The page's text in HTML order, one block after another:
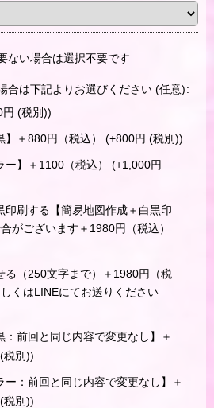
ない場合は選択不要です
合は下記よりお選びください (任意):
円 (税別))
】＋880円（税込） (+800円 (税別))
】＋1100（税込） (+1,000円
印刷する【簡易地図作成＋白黒印
がございます＋1980円（税込）
る（250文字まで）＋1980円（税
くはLINEにてお送りください
：前回と同じ内容で変更なし】＋
(税別))
ー：前回と同じ内容で変更なし】＋
(税別))